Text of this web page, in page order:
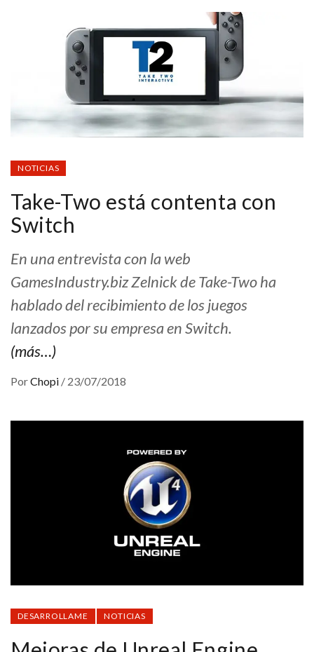
NOTICIAS
Take-Two está contenta con
Switch
En una entrevista con la web
GamesIndustry.biz Zelnick de Take-Two ha
hablado del recibimiento de los juegos
lanzados por su empresa en Switch.
(más…)
PorChopi / 23/07/2018
DESARROLLAME NOTICIAS